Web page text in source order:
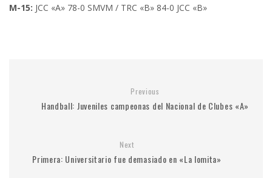
M-15: JCC «A» 78-0 SMVM / TRC «B» 84-0 JCC «B»
Previous
Handball: Juveniles campeonas del Nacional de Clubes «A»
Next
Primera: Universitario fue demasiado en «La lomita»